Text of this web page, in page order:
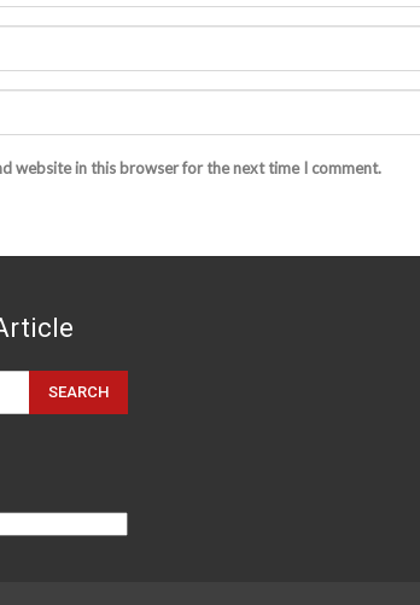
website in this browser for the next time I comment.